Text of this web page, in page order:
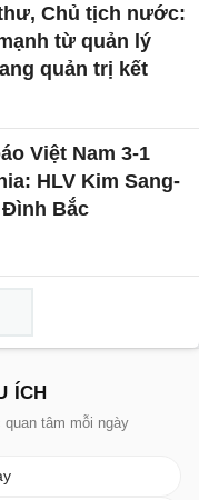
Chủ tịch nước:
từ quản lý
quản trị kết
Việt Nam 3-1
HLV Kim Sang-
Bắc
ÍCH
tâm mỗi ngày